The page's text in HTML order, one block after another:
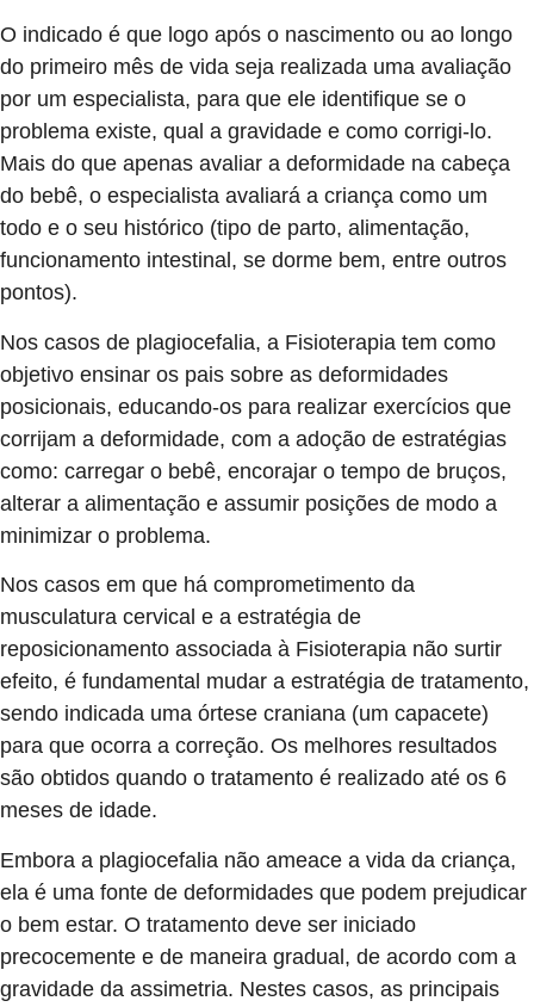
O indicado é que logo após o nascimento ou ao longo
do primeiro mês de vida seja realizada uma avaliação
por um especialista, para que ele identifique se o
problema existe, qual a gravidade e como corrigi-lo.
Mais do que apenas avaliar a deformidade na cabeça
do bebê, o especialista avaliará a criança como um
todo e o seu histórico (tipo de parto, alimentação,
funcionamento intestinal, se dorme bem, entre outros
pontos).
Nos casos de plagiocefalia, a Fisioterapia tem como
objetivo ensinar os pais sobre as deformidades
posicionais, educando-os para realizar exercícios que
corrijam a deformidade, com a adoção de estratégias
como: carregar o bebê, encorajar o tempo de bruços,
alterar a alimentação e assumir posições de modo a
minimizar o problema.
Nos casos em que há comprometimento da
musculatura cervical e a estratégia de
reposicionamento associada à Fisioterapia não surtir
efeito, é fundamental mudar a estratégia de tratamento,
sendo indicada uma órtese craniana (um capacete)
para que ocorra a correção. Os melhores resultados
são obtidos quando o tratamento é realizado até os 6
meses de idade.
Embora a plagiocefalia não ameace a vida da criança,
ela é uma fonte de deformidades que podem prejudicar
o bem estar. O tratamento deve ser iniciado
precocemente e de maneira gradual, de acordo com a
gravidade da assimetria. Nestes casos, as principais